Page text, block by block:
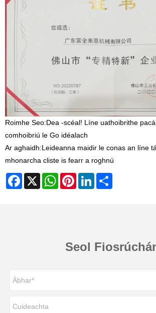
Roimhe Seo:Dea -scéal! Líne uathoibrithe
comhoibriú le Go idéalach
Ar aghaidh:Leideanna maidir le conas an líne
mhonarcha cliste is fearr a roghnú
Facebook
X WhatsAppPinterestLinkedIn
Seol